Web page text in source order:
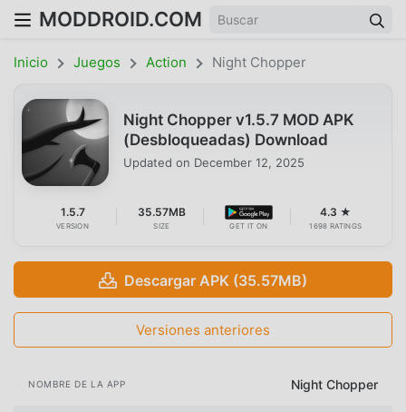
MODDROID.COM
Inicio Juegos Action Night Chopper
Night Chopper v1.5.7 MOD APK
(Desbloqueadas) Download
Updated on December 12, 2025
1.5.7
VERSION
35.57MB
SIZE GET IT ON
4.3 ★
1698 RATINGS
Descargar APK (35.57MB)
Versiones anteriores
NOMBRE DE LA APP Night Chopper